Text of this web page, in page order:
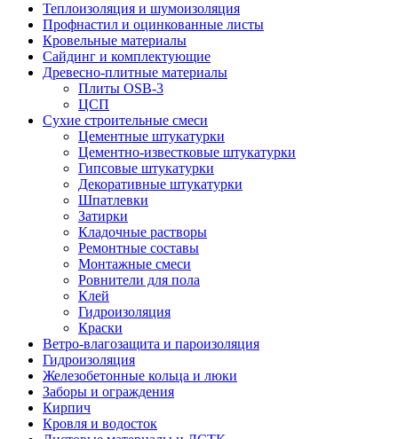
Теплоизоляция и шумоизоляция
Профнастил и оцинкованные листы
Кровельные материалы
Сайдинг и комплектующие
Древесно-плитные материалы
Плиты OSB-3
ЦСП
Сухие строительные смеси
Цементные штукатурки
Цементно-известковые штукатурки
Гипсовые штукатурки
Декоративные штукатурки
Шпатлевки
Затирки
Кладочные растворы
Ремонтные составы
Монтажные смеси
Ровнители для пола
Клей
Гидроизоляция
Краски
Ветро-влагозащита и пароизоляция
Гидроизоляция
Железобетонные кольца и люки
Заборы и ограждения
Кирпич
Кровля и водосток